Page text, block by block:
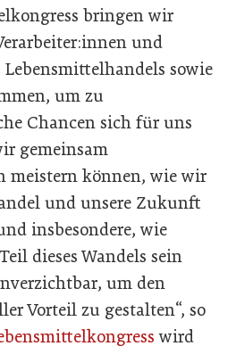
bringen wir
und
Lebensmittelhandels sowie
um zu
Chancen sich für uns
gemeinsam
meistern können, wie wir
und unsere Zukunft
insbesondere, wie
dieses Wandels sein
um den
Vorteil zu gestalten“, so
wird